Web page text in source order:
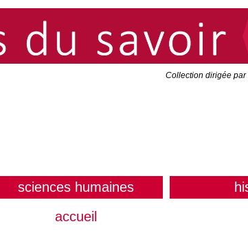
Collection dirigée
sciences humaines
accueil